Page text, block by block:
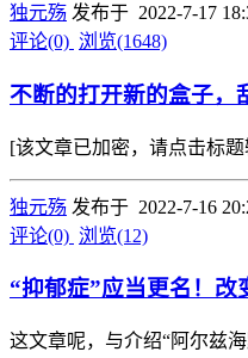
独元殇 发布于 2022-7-17
评论(0) 浏览(1648)
不断的打开新的盒子，
[该文章已加密，请点击标
独元殇 发布于 2022-7-16
评论(0) 浏览(12)
“抑郁症”应当更名！改
这文章呢，与介绍“阿尔兹